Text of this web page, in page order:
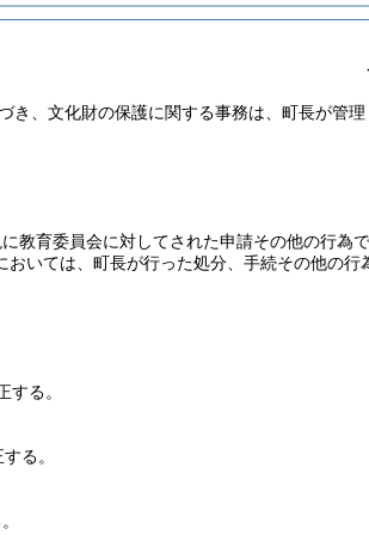
き、文化財の保護に関する事務は、町長が管
教育委員会に対してされた申請その他の行為
いては、町長が行った処分、手続その他の行
する。
る。